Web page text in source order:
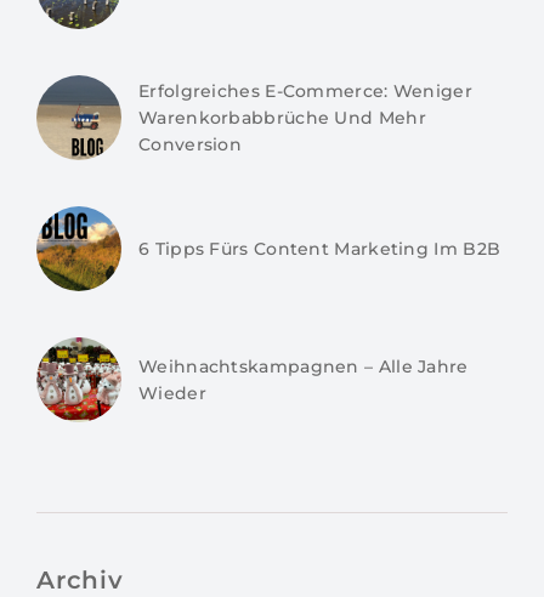
Erfolgreiches E-Commerce: Weniger
Warenkorbabbrüche Und Mehr
Conversion
6 Tipps Fürs Content Marketing Im B2B
Weihnachtskampagnen – Alle Jahre
Wieder
Archiv